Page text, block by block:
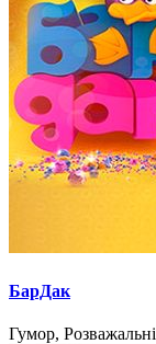
БарДак
Гумор,